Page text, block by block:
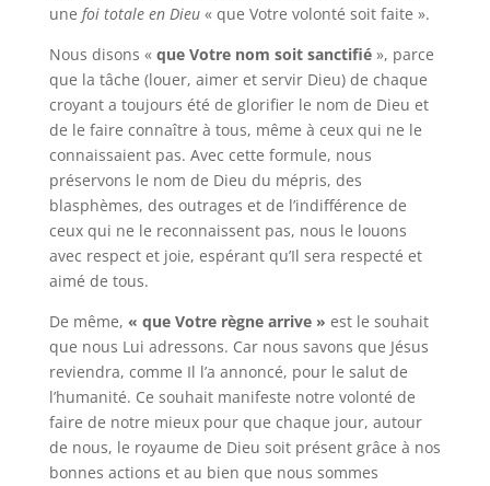
une foi totale en Dieu« que Votre volonté soit faite ».
Nous disons « que Votre nom soit sanctifié», parce
que la tâche (louer, aimer et servir Dieu) de chaque
croyant a toujours été de glorifier le nom de Dieu et
de le faire connaître à tous, même à ceux qui ne le
connaissaient pas. Avec cette formule, nous
préservons le nom de Dieu du mépris, des
blasphèmes, des outrages et de l’indifférence de
ceux qui ne le reconnaissent pas, nous le louons
avec respect et joie, espérant qu’Il sera respecté et
aimé de tous.
De même, « que Votre règne arrive » est le souhait
que nous Lui adressons. Car nous savons que Jésus
reviendra, comme Il l’a annoncé, pour le salut de
l’humanité. Ce souhait manifeste notre volonté de
faire de notre mieux pour que chaque jour, autour
de nous, le royaume de Dieu soit présent grâce à nos
bonnes actions et au bien que nous sommes